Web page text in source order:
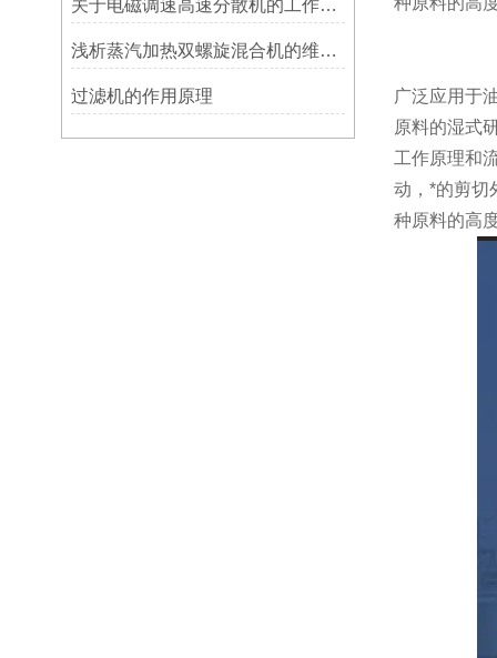
关于电磁调速高速分散机的工作原理你都了解多少
浅析蒸汽加热双螺旋混合机的维护保养
过滤机的作用原理
广泛应用于
原料的湿式
工作原理和
动，*的剪切
种原料的高